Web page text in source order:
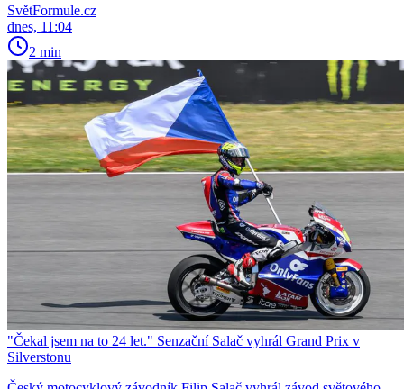
SvětFormule.cz
dnes, 11:04
2 min
"Čekal jsem na to 24 let." Senzační Salač vyhrál Grand Prix v
Silverstonu